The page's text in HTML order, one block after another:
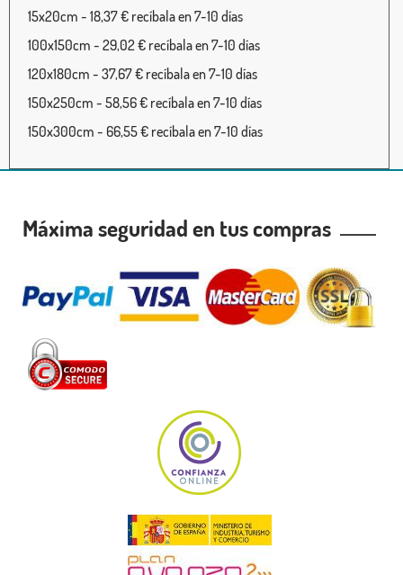
15x20cm - 18,37 € recíbala en 7-10 días
100x150cm - 29,02 € recíbala en 7-10 días
120x180cm - 37,67 € recíbala en 7-10 días
150x250cm - 58,56 € recíbala en 7-10 días
150x300cm - 66,55 € recíbala en 7-10 días
Máxima seguridad en tus compras